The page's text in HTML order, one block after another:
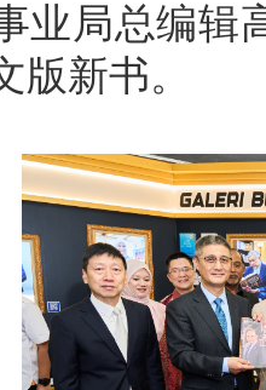
业局总编辑
版新书。